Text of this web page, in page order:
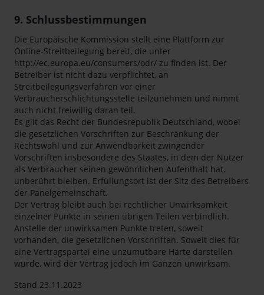
9. Schlussbestimmungen
Die Europäische Kommission stellt eine Plattform zur
Online-Streitbeilegung bereit, die unter
http://ec.europa.eu/consumers/odr/ zu finden ist. Der
Betreiber ist nicht dazu verpflichtet, an
Streitbeilegungsverfahren vor einer
Verbraucherschlichtungsstelle teilzunehmen und nimmt
auch nicht freiwillig daran teil.
Es gilt das Recht der Bundesrepublik Deutschland, wobei
die gesetzlichen Vorschriften zur Beschränkung der
Rechtswahl und zur Anwendbarkeit zwingender
Vorschriften insbesondere des Staates, in dem der Nutzer
als Verbraucher seinen gewöhnlichen Aufenthalt hat,
unberührt bleiben. Erfüllungsort ist der Sitz des Betreibers
der Panelgemeinschaft.
Der Vertrag bleibt auch bei rechtlicher Unwirksamkeit
einzelner Punkte in seinen übrigen Teilen verbindlich.
Anstelle der unwirksamen Punkte treten, soweit
vorhanden, die gesetzlichen Vorschriften. Soweit dies für
eine Vertragspartei eine unzumutbare Härte darstellen
würde, wird der Vertrag jedoch im Ganzen unwirksam.
Stand 23.11.2023